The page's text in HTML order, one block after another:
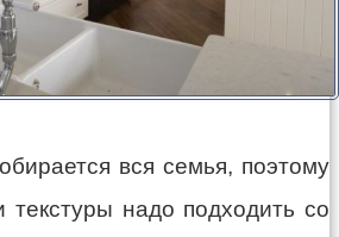
вся семья, поэтому
текстуры надо подходить со